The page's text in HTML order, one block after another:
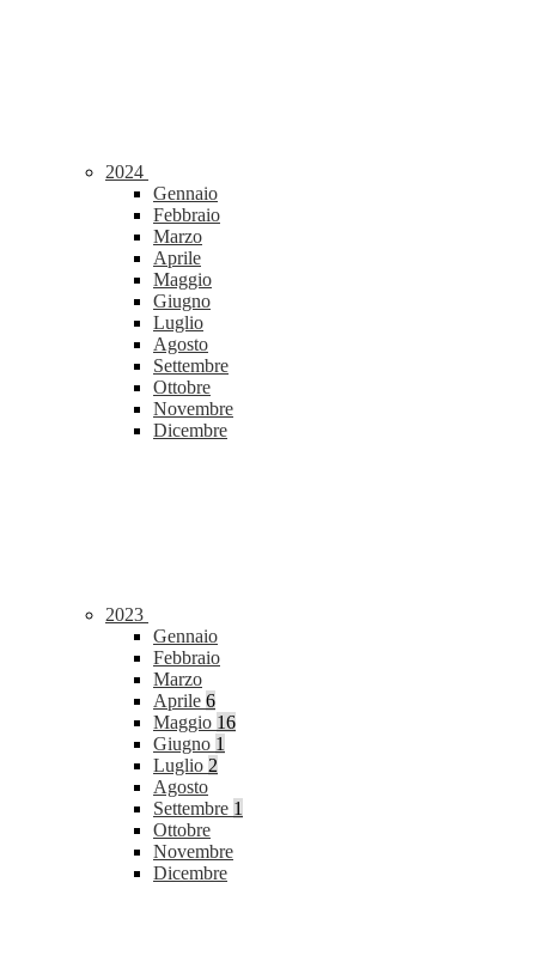
2024
Gennaio
Febbraio
Marzo
Aprile
Maggio
Giugno
Luglio
Agosto
Settembre
Ottobre
Novembre
Dicembre
2023
Gennaio
Febbraio
Marzo
Aprile 6
Maggio 16
Giugno 1
Luglio 2
Agosto
Settembre 1
Ottobre
Novembre
Dicembre